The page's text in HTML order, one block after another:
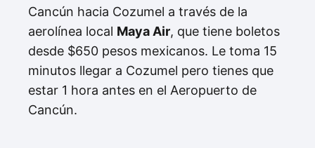
Cancún hacia Cozumel a través de la
aerolínea local Maya Air, que tiene boletos
desde $650 pesos mexicanos. Le toma 15
minutos llegar a Cozumel pero tienes que
estar 1 hora antes en el Aeropuerto de
Cancún.